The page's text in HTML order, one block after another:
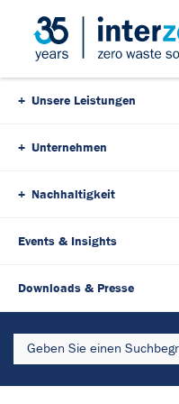
Skip Navigation
Unsere Leistungen
Unternehmen
Nachhaltigkeit
Events & Insights
Downloads & Presse
Search
Interzero